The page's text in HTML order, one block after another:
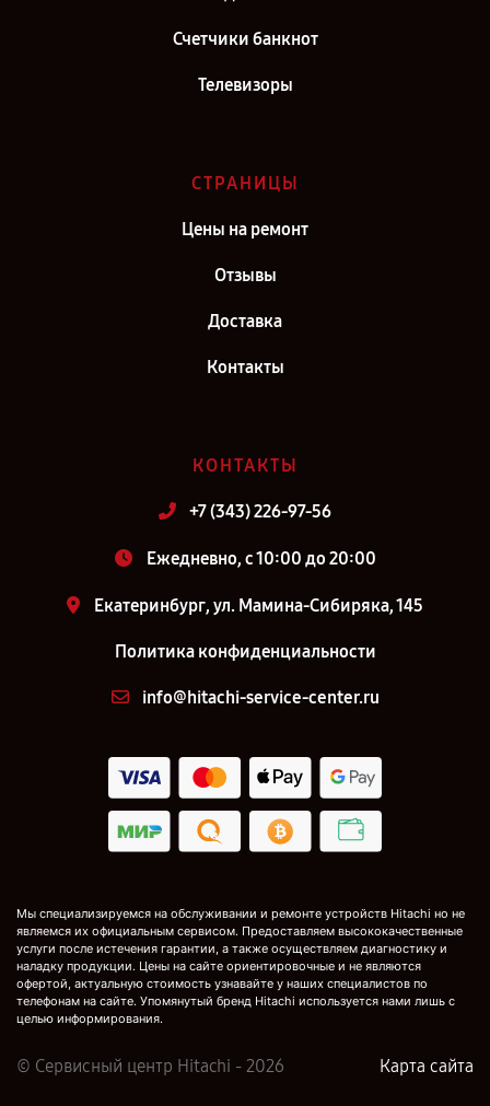
Счетчики банкнот
Телевизоры
СТРАНИЦЫ
Цены на ремонт
Отзывы
Доставка
Контакты
КОНТАКТЫ
+7 (343) 226-97-56
Ежедневно, с 10:00 до 20:00
Екатеринбург, ул. Мамина-Сибиряка, 145
Политика конфиденциальности
info@hitachi-service-center.ru
Мы специализируемся на обслуживании и ремонте устройств Hitachi но не
являемся их официальным сервисом. Предоставляем высококачественные
услуги после истечения гарантии, а также осуществляем диагностику и
наладку продукции. Цены на сайте ориентировочные и не являются
офертой, актуальную стоимость узнавайте у наших специалистов по
телефонам на сайте. Упомянутый бренд Hitachi используется нами лишь с
целью информирования.
© Сервисный центр Hitachi - 2026 Карта сайта